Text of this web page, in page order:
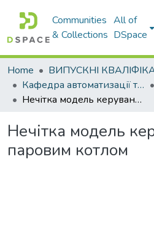
Communities
& Collections
All of
DSpace
Home
Кафедра автоматизації та комп’ютерно-інтегрованих технологій
Нечітка модель керування паровим котлом
Нечітка модель
паровим котлом